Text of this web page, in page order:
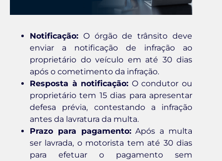
Notificação: O órgão de trânsito deve
enviar a notificação de infração ao
proprietário do veículo em até 30 dias
após o cometimento da infração.
Resposta à notificação: O condutor ou
proprietário tem 15 dias para apresentar
defesa prévia, contestando a infração
antes da lavratura da multa.
Prazo para pagamento:Após a multa
ser lavrada, o motorista tem até 30 dias
para efetuar o pagamento sem